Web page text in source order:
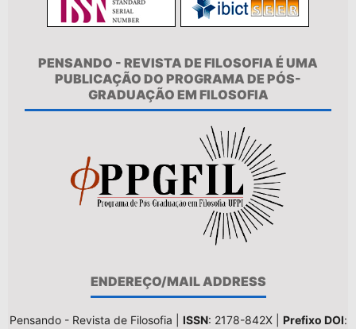
PENSANDO - REVISTA DE FILOSOFIA É UMA
PUBLICAÇÃO DO PROGRAMA DE PÓS-
GRADUAÇÃO EM FILOSOFIA
ENDEREÇO/MAIL ADDRESS
Pensando - Revista de Filosofia | ISSN: 2178-842X | Prefixo DOI: